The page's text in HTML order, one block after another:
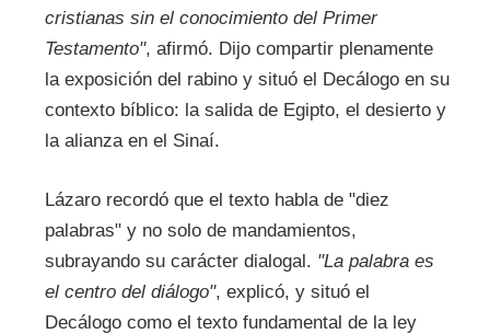
cristianas sin el conocimiento del Primer
Testamento", afirmó. Dijo compartir plenamente
la exposición del rabino y situó el Decálogo en su
contexto bíblico: la salida de Egipto, el desierto y
la alianza en el Sinaí.
Lázaro recordó que el texto habla de "diez
palabras" y no solo de mandamientos,
subrayando su carácter dialogal. "La palabra es
el centro del diálogo", explicó, y situó el
Decálogo como el texto fundamental de la ley